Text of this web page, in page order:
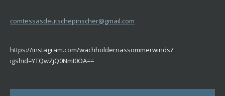
comtessasdeutschepinscher@gmail.com
https://instagram.com/wachholderriassommerwinds?
igshid=YTQwZjQ0NmI0OA==